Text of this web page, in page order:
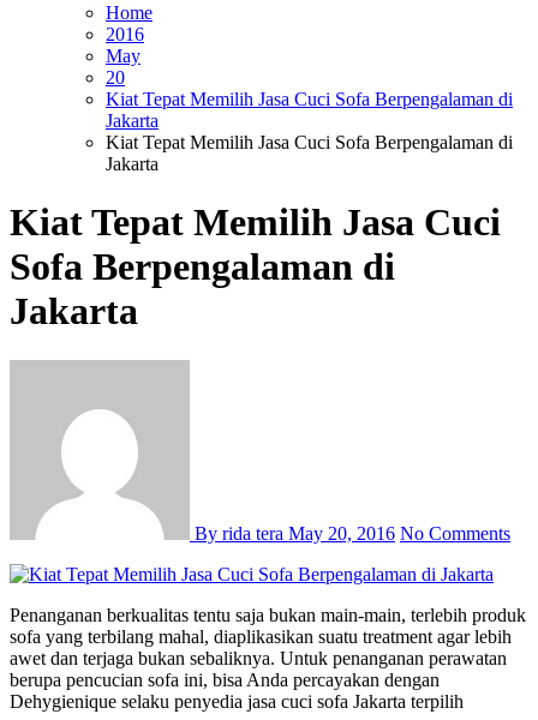
Home
2016
May
20
Kiat Tepat Memilih Jasa Cuci Sofa Berpengalaman di
Jakarta
Kiat Tepat Memilih Jasa Cuci Sofa Berpengalaman di
Jakarta
Kiat Tepat Memilih Jasa Cuci
Sofa Berpengalaman di
Jakarta
By rida tera May 20, 2016 No Comments
Penanganan berkualitas tentu saja bukan main-main, terlebih produk
sofa yang terbilang mahal, diaplikasikan suatu treatment agar lebih
awet dan terjaga bukan sebaliknya. Untuk penanganan perawatan
berupa pencucian sofa ini, bisa Anda percayakan dengan
Dehygienique selaku penyedia jasa cuci sofa Jakarta terpilih